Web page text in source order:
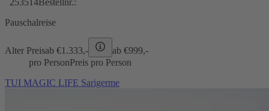
Pauschalreise
Alter Preisab €1.333,- ab €999,-
pro PersonPreis pro Person
TUI MAGIC LIFE Sarigerme